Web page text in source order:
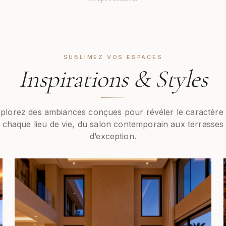
SUBLIMEZ VOS ESPACES
Inspirations & Styles
des ambiances conçues pour révéler le caractère
chaque lieu de vie, du salon contemporain aux terrasses
d’exception.